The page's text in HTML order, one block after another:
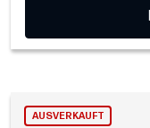
AUSVERKAUFT